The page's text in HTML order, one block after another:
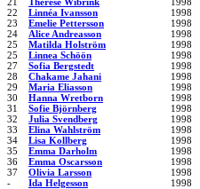
22
Linnéa Ivansson 1998
23
Emelie Pettersson 1998
24
Alice Andreasson 1998
25
Matilda Holström 1998
25
Linnea Schöön 1998
27
Sofia Bergstedt 1998
28
Chakame Jahani 1998
29
Maria Eliasson 1998
30
Hanna Wretborn 1998
31
Sofie Björnberg 1998
32
Julia Svendberg 1998
33
Elina Wahlström 1998
34
Lisa Kollberg 1998
35
Emma Darholm 1998
36
Emma Oscarsson 1998
37
Olivia Larsson 1998
-
Ida Helgesson 1998